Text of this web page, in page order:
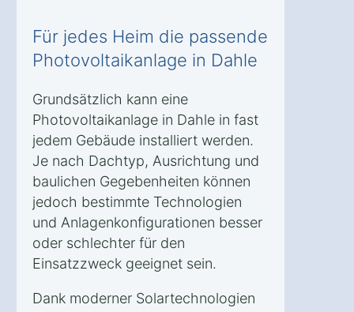
Für jedes Heim die passende
Photovoltaikanlage in Dahle
Grundsätzlich kann eine
Photovoltaikanlage in Dahle in fast
jedem Gebäude installiert werden.
Je nach Dachtyp, Ausrichtung und
baulichen Gegebenheiten können
jedoch bestimmte Technologien
und Anlagenkonfigurationen besser
oder schlechter für den
Einsatzzweck geeignet sein.
Dank moderner Solartechnologien